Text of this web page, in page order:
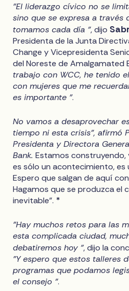
"El liderazgo cívico no se
sino que se expresa a través
tomamos cada día ", dijo
Presidenta de la Junta
Change y Vicepresidenta
del Noreste de Amalgamated
trabajo con WCC, he tenido
con mujeres que me
es importante ".
No vamos a desaprovechar
tiempo ni esta crisis", afirmó
Presidenta y Directora
Bank.Estamos
es sólo un acontecimiento, es
Espero que salgan de aquí
Hagamos que se produzca el
inevitable". *
"Hay muchos retos para las
esta complicada ciudad,
debatiremos hoy ", dijo la
"Y espero que estos talleres
programas que podamos
el consejo ".